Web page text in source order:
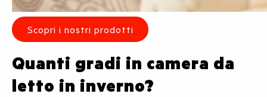
Scopri i nostri prodotti
Quanti gradi in camera da
letto in inverno?